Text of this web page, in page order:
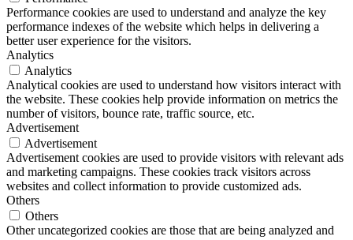
Performance cookies are used to understand and analyze the key
performance indexes of the website which helps in delivering a
better user experience for the visitors.
Analytics
Analytics
Analytical cookies are used to understand how visitors interact with
the website. These cookies help provide information on metrics the
number of visitors, bounce rate, traffic source, etc.
Advertisement
Advertisement
Advertisement cookies are used to provide visitors with relevant ads
and marketing campaigns. These cookies track visitors across
websites and collect information to provide customized ads.
Others
Others
Other uncategorized cookies are those that are being analyzed and